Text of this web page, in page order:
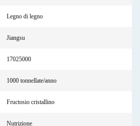
Legno di legno
Jiangsu
17025000
1000 tonnellate/anno
Fructosio cristallino
Nutrizione